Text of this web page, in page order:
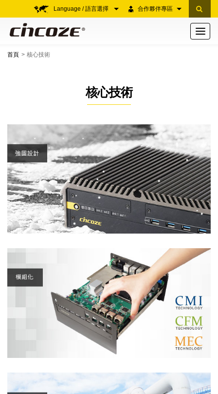
合作夥伴專區
Language / 語言選擇
Toggle
首頁 核心技術
核心技術